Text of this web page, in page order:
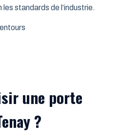
standards de l’industrie.
une porte
?